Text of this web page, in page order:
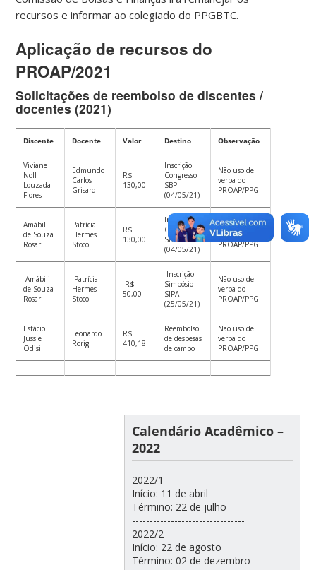
recursos e informar ao colegiado do PPGBTC.
Aplicação de recursos do
PROAP/2021
Solicitações de reembolso de discentes /
docentes (2021)
Discente Docente Valor Destino Observação
Viviane
Noll
Louzada
Flores
Edmundo
Carlos
Grisard
R$
130,00
Inscrição
Congresso
SBP
(04/05/21)
Não uso de
verba do
PROAP/PPG
Amábili
de Souza
Rosar
Patrícia
Hermes
Stoco
R$
130,00
Inscrição
Congresso
SBP
(04/05/21)
Não uso de
verba do
PROAP/PPG
Amábili
de Souza
Rosar
Patrícia
Hermes
Stoco
R$
50,00
Inscrição
Simpósio
SIPA
(25/05/21)
Não uso de
verba do
PROAP/PPG
Estácio
Jussie
Odisi
Leonardo
Rorig
R$
410,18
Reembolso
de despesas
de campo
Não uso de
verba do
PROAP/PPG
Calendário Acadêmico –
2022
2022/1
Início: 11 de abril
Término: 22 de julho
--------------------------------
2022/2
Início: 22 de agosto
Término: 02 de dezembro